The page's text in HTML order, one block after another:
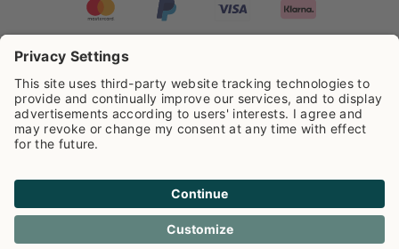
auf der Grundlage von8.973Rezensionen ausgezeichnet.
Cookie info Datenschutzerklarüng
Impressum
Versandkosten